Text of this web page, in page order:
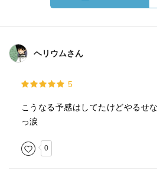
ヘリウムさん
5
こうなる予感はしてたけどやるせ
っ涙
0